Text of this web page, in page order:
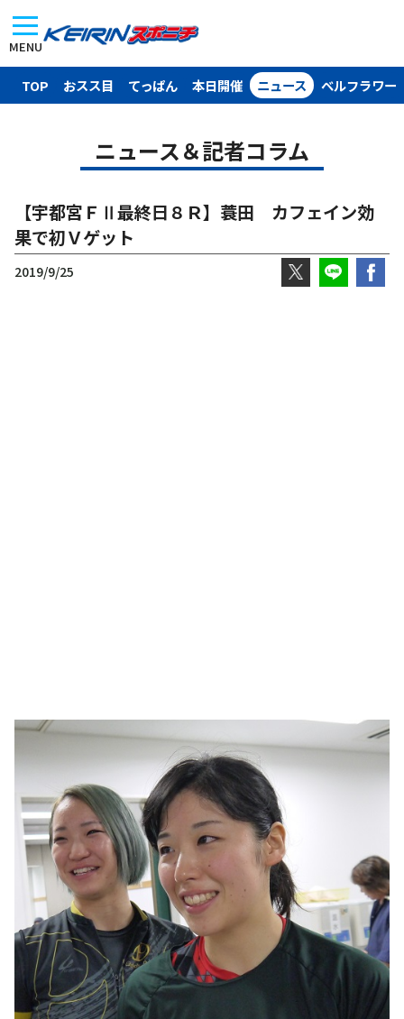
MENU
TOP おスス目 てっぱん 本日開催 ニュース ベルフラワー
ニュース＆記者コラム
【宇都宮ＦⅡ最終日８Ｒ】蓑田 カフェイン効
果で初Ｖゲット
2019/9/25